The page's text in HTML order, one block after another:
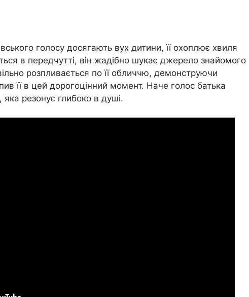
голосу досягають вух дитини, її охоплює хвиля
в передчутті, він жадібно шукає джерело знайомого
розпливається по її обличчю, демонструючи
її в цей дорогоцінний момент. Наче голос батька
резонує глибоко в душі.